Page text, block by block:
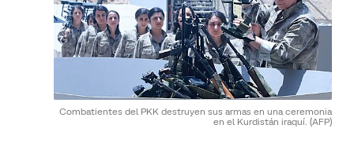
Combatientes del PKK destruyen sus armas en una ceremonia
en el Kurdistán iraquí. (AFP)